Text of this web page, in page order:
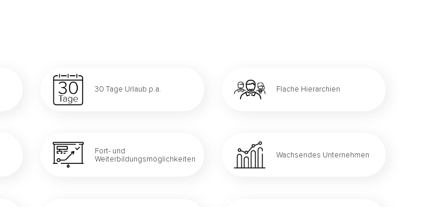
30 Tage Urlaub p.a. Flache Hierarchien
Fort- und
Weiterbildungsmöglichkeiten
Wachsendes Unternehmen